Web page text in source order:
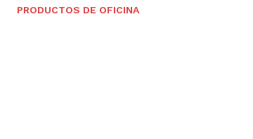
PRODUCTOS DE OFICINA